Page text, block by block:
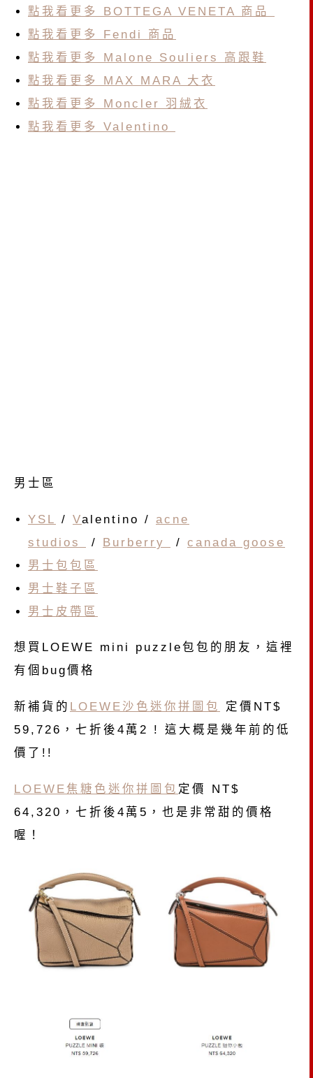
點我看更多 BOTTEGA VENETA 商品
點我看更多 Fendi 商品
點我看更多 Malone Souliers 高跟鞋
點我看更多 MAX MARA 大衣
點我看更多 Moncler 羽絨衣
點我看更多 Valentino
男士區
YSL / Valentino / acne
studios
/ Burberry / canada goose
男士包包區
男士鞋子區
男士皮帶區
想買LOEWE mini puzzle包包的朋友，這裡
有個bug價格
新補貨的 LOEWE沙色迷你拼圖包
定價NT$
59,726，七折後4萬2 ! 這大概是幾年前的低
價了!!
LOEWE焦糖色迷你拼圖包 定價 NT$
64,320，七折後4萬5，也是非常甜的價格
喔！